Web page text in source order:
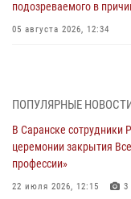
подозреваемого в
05 августа 2026, 12:34
05 августа 2026, 09:04
Помощь из Мордовии
разрешительной
зону СВО
04 августа 2026, 11:13
ПОПУЛЯРНЫЕ
В Саранске сотрудники
церемонии закрытия
профессии»
22 июля 2026, 12:15 3